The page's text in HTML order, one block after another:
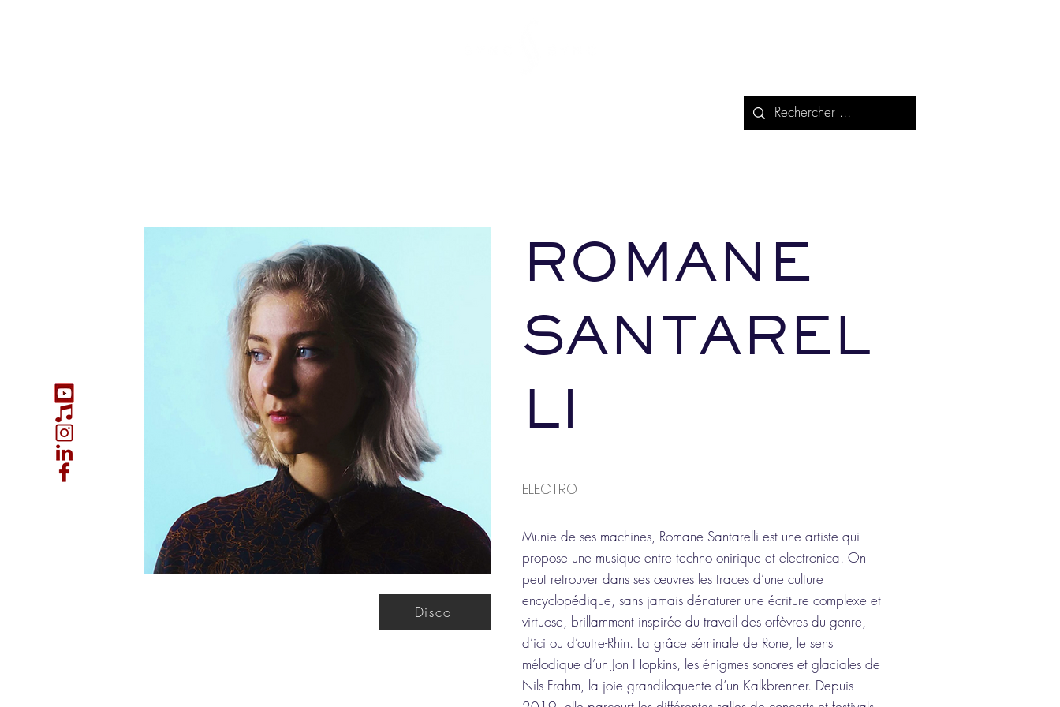
Disco
ROMANE
SANTAREL
LI
ELECTRO
Munie de ses machines, Romane Santarelli est une artiste qui
propose une musique entre techno onirique et electronica. On
peut retrouver dans ses œuvres les traces d’une culture
encyclopédique, sans jamais dénaturer une écriture complexe et
virtuose, brillamment inspirée du travail des orfèvres du genre,
d’ici ou d’outre-Rhin. La grâce séminale de Rone, le sens
mélodique d’un Jon Hopkins, les énigmes sonores et glaciales de
Nils Frahm, la joie grandiloquente d’un Kalkbrenner. Depuis